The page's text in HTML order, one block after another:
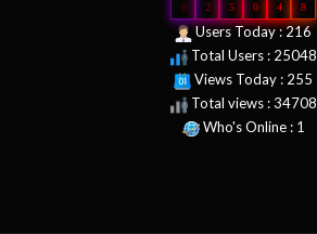
0 2 5 0 4 8
Users Today : 216
Total Users : 25048
Views Today : 255
Total views : 34708
Who's Online : 1